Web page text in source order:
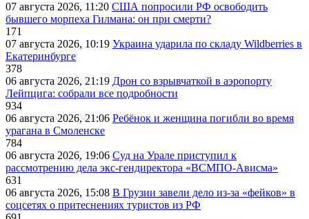
07 августа 2026, 11:20 США попросили РФ освободить
бывшего морпеха Гилмана: он при смерти?
171
07 августа 2026, 10:19 Украина ударила по складу Wildberries в
Екатеринбурге
378
06 августа 2026, 21:19 Дрон со взрывчаткой в аэропорту
Лейпцига: собрали все подробности
934
06 августа 2026, 21:06 Ребёнок и женщина погибли во время
урагана в Смоленске
784
06 августа 2026, 19:06 Суд на Урале приступил к
рассмотрению дела экс-гендиректора «ВСМПО-Ависма»
631
06 августа 2026, 15:08 В Грузии завели дело из-за «фейков» в
соцсетях о притеснениях туристов из РФ